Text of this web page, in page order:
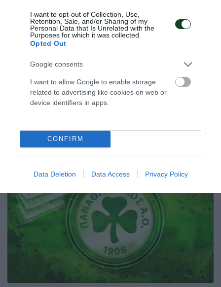
I want to opt-out of Collection, Use,
Retention, Sale, and/or Sharing of my
Personal Data that Is Unrelated with the
Purposes for which it was collected.
Opted Out
Google consents
I want to allow Google to enable storage
related to advertising like cookies on web or
device identifiers in apps.
CONFIRM
Data Deletion Data Access Privacy Policy
Πρωταθλητής ο Παναθηναϊκός
στο πινγκ πονγκ γυναικών
Η γυναικεία ομάδα πινγκ πονγκ του Παναθηναϊκού
κατέκτησε το Πρωτάθλημα Ελλάδας εξασφαλίζοντας τον
21.05.2026 ΠΙΝΓΚ ΠΟΝΓΚ ΓΥΝΑΙΚΩΝ
ΤΕΛΕΥΤΑΙΑ ΝΕΑ